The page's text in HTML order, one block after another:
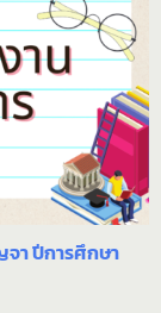
จา ปีการศึกษา